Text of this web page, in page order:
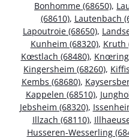
Bonhomme (68650),
(68610), Lautenbach
Lapoutroie (68650),
Kunheim (68320), Kruth
Kœstlach (68480),
Kingersheim (68260),
Kembs (68680),
Kappelen (68510),
Jebsheim (68320),
Illzach (68110),
Husseren-Wesserling